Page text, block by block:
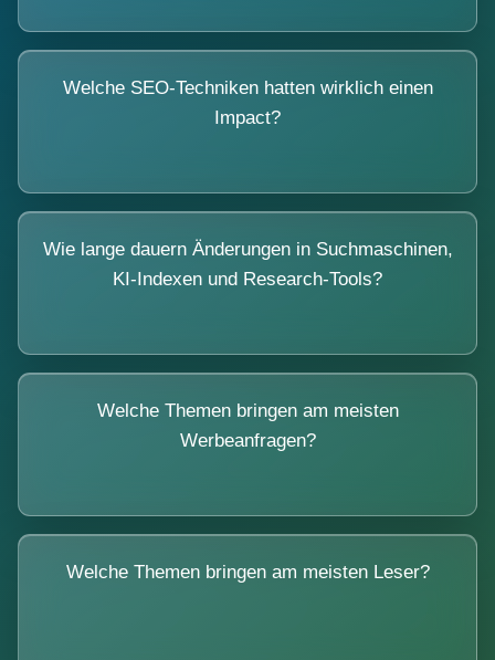
Welche SEO-Techniken hatten wirklich einen
Impact?
Wie lange dauern Änderungen in Suchmaschinen,
KI-Indexen und Research-Tools?
Welche Themen bringen am meisten
Werbeanfragen?
Welche Themen bringen am meisten Leser?